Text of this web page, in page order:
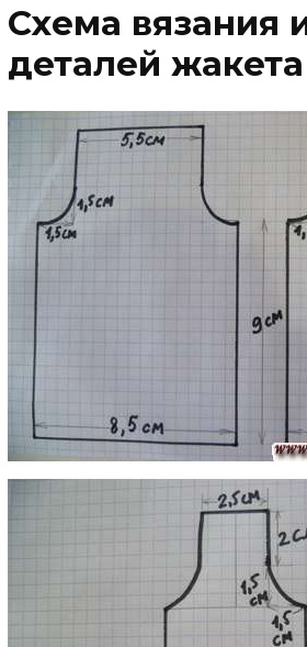
Схема вязания
деталей жакета